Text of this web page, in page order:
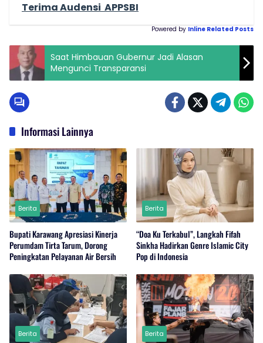
Terima Audensi APPSBI
Powered by Inline Related Posts
Saat Himbauan Gubernur Jadi Alasan
Mengunci Transparansi
Informasi Lainnya
Berita
Bupati Karawang Apresiasi Kinerja
Perumdam Tirta Tarum, Dorong
Peningkatan Pelayanan Air Bersih
Berita
“Doa Ku Terkabul”, Langkah Fifah
Sinkha Hadirkan Genre Islamic City
Pop di Indonesia
Berita Berita